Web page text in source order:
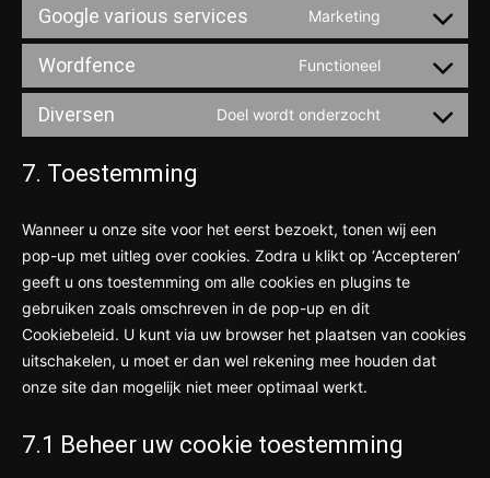
service
analytics
Google various services Marketing
Consent
service
various-
Wordfence Functioneel
Consent
service
Diversen Doel wordt onderzocht
Consent
7. Toestemming
Wanneer u onze site voor het eerst bezoekt, tonen wij een
pop-up met uitleg over cookies. Zodra u klikt op ‘Accepteren’
geeft u ons toestemming om alle cookies en plugins te
gebruiken zoals omschreven in de pop-up en dit
Cookiebeleid. U kunt via uw browser het plaatsen van cookies
uitschakelen, u moet er dan wel rekening mee houden dat
onze site dan mogelijk niet meer optimaal werkt.
7.1 Beheer uw cookie toestemming